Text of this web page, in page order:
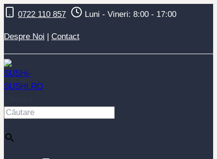
Skip
content
0722 110 857 Luni - Vineri: 8:00 - 17:00
Despre Noi | Contact